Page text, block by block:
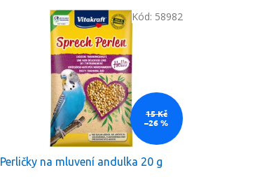
15 Kč
–26 %
Perličky na mluvení andulka 20 g
Kód: 58982